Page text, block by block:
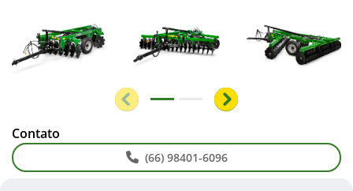
Anterior
Próximo
Contato
(66) 98401-6096